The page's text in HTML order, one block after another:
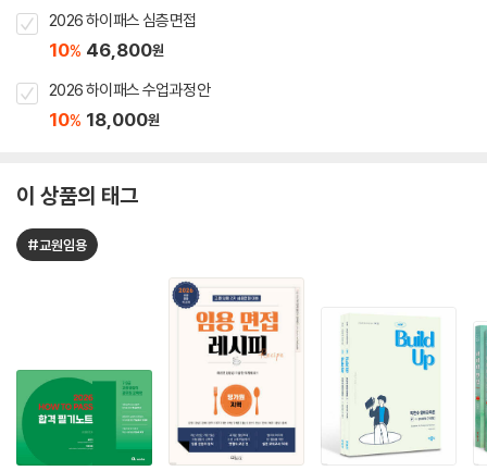
2026 하이패스 심층면접
10% 46,800원
2026 하이패스 수업과정안
10% 18,000원
이 상품의 태그
#교원임용